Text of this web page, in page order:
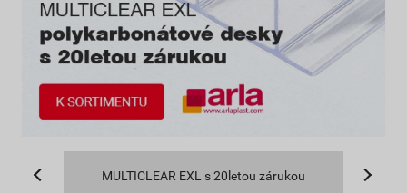
MULTICLEAR EXL s 20letou zárukou